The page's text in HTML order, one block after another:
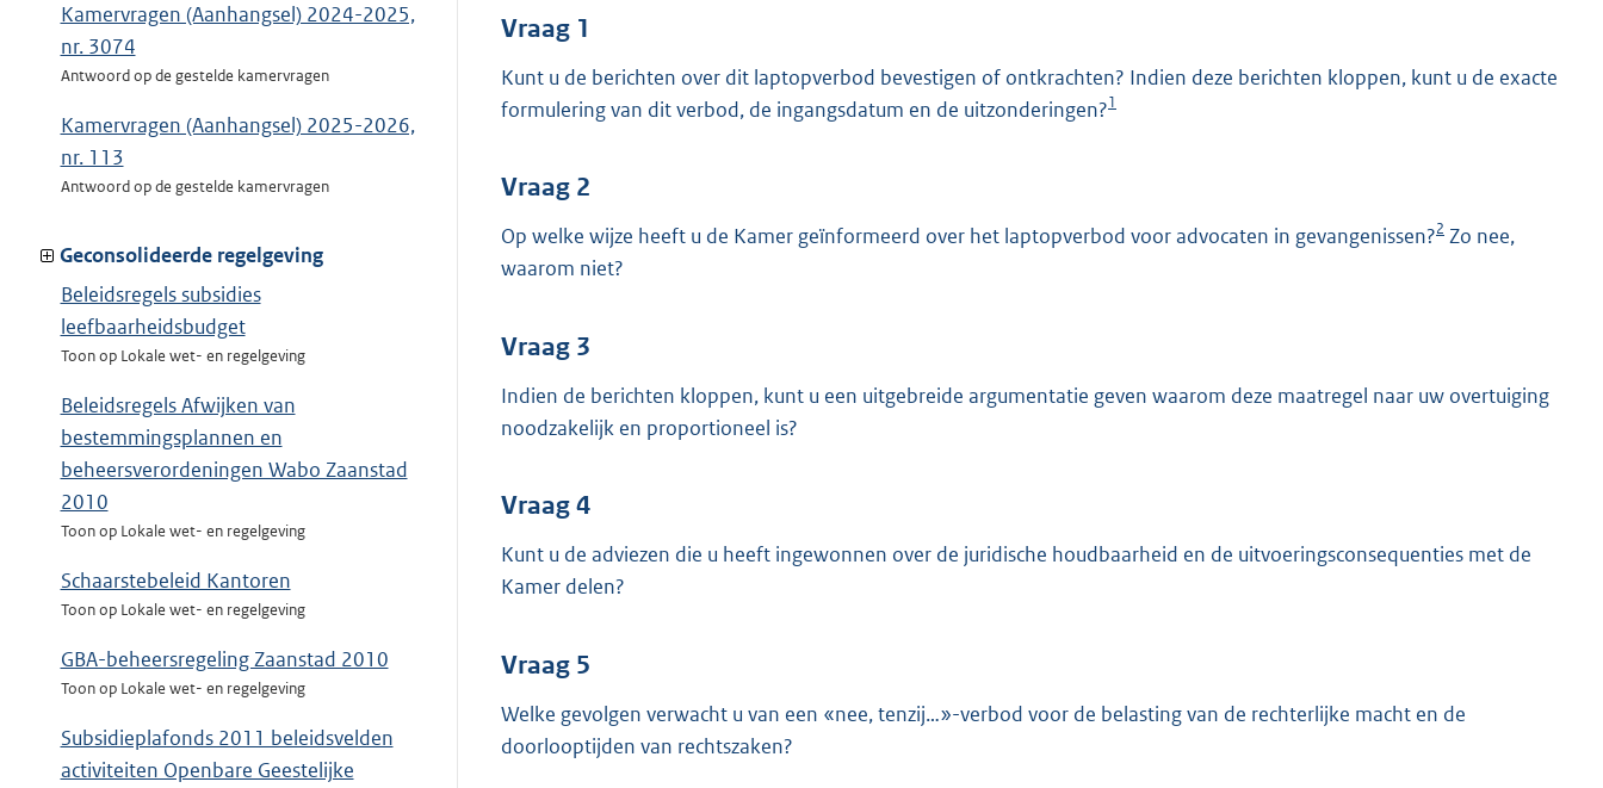
Kamervragen (Aanhangsel) 2024-2025,
nr. 3074
Antwoord op de gestelde kamervragen
Kamervragen (Aanhangsel) 2025-2026,
nr. 113
Antwoord op de gestelde kamervragen
Geconsolideerde regelgeving
Beleidsregels subsidies
leefbaarheidsbudget
Toon op Lokale wet- en regelgeving
Beleidsregels Afwijken van
bestemmingsplannen en
beheersverordeningen Wabo Zaanstad
2010
Toon op Lokale wet- en regelgeving
Schaarstebeleid Kantoren
Toon op Lokale wet- en regelgeving
GBA-beheersregeling Zaanstad 2010
Toon op Lokale wet- en regelgeving
Subsidieplafonds 2011 beleidsvelden
activiteiten Openbare Geestelijke
r
o
e
b
Vraag 1
Kunt u de berichten over dit laptopverbod bevestigen of ontkrachten? Indien deze berichten kloppen, kunt u de exacte
formulering van dit verbod, de ingangsdatum en de uitzonderingen?1
Vraag 2
Op welke wijze heeft u de Kamer geïnformeerd over het laptopverbod voor advocaten in gevangenissen?2 Zo nee,
waarom niet?
Vraag 3
Indien de berichten kloppen, kunt u een uitgebreide argumentatie geven waarom deze maatregel naar uw overtuiging
noodzakelijk en proportioneel is?
Vraag 4
Kunt u de adviezen die u heeft ingewonnen over de juridische houdbaarheid en de uitvoeringsconsequenties met de
Kamer delen?
Vraag 5
Welke gevolgen verwacht u van een «nee, tenzij…»-verbod voor de belasting van de rechterlijke macht en de
doorlooptijden van rechtszaken?